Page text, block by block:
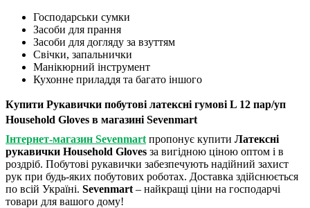
Господарськи сумки
Засоби для прання
Засоби для догляду за взуттям
Свічки, запальнички
Манікюрний інструмент
Кухонне приладдя та багато іншого
Купити Рукавички побутові латексні гумові L 12 пар/уп
Household Gloves в магазині Sevenmart
Інтернет-магазин Sevenmart пропонує купити Латексні
рукавички Household Gloves за вигідною ціною оптом і в
роздріб. Побутові рукавички забезпечують надійний захист
рук при будь-яких побутових роботах. Доставка здійснюється
по всій Україні. Sevenmart – найкращі ціни на господарчі
товари для вашого дому!